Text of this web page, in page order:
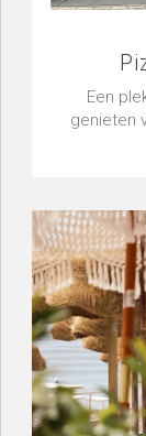
Een
genieten